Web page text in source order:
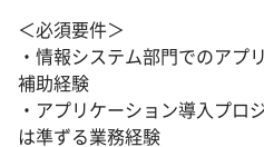
＜必須要件＞
・情報システム部門でのアプ
補助経験
・アプリケーション導入プロ
は準ずる業務経験